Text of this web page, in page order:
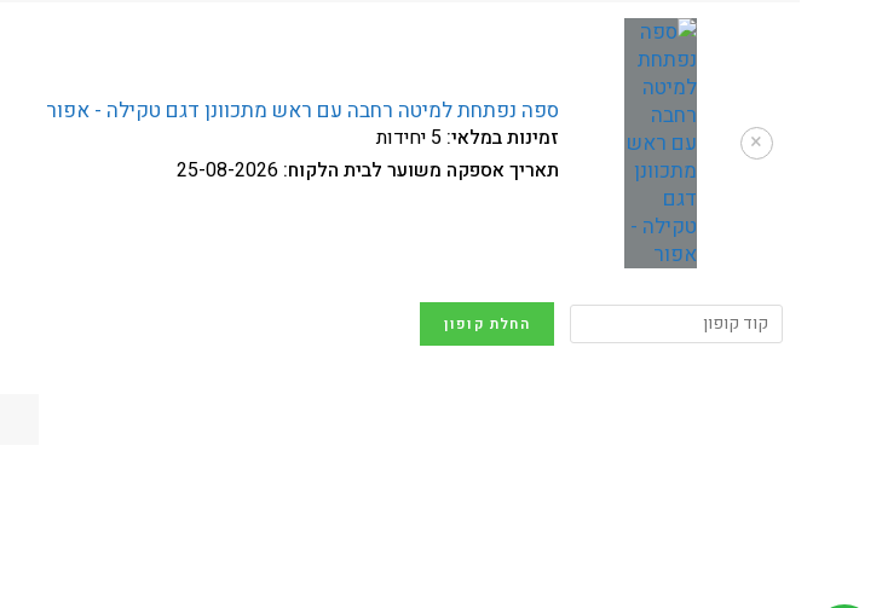
×
ספה נפתחת למיטה רחבה עם ראש מתכוונן דגם טקילה - אפור
זמינות במלאי: 5 יחידות
תאריך אספקה משוער לבית הלקוח: 25-08-2026
החלת קופון